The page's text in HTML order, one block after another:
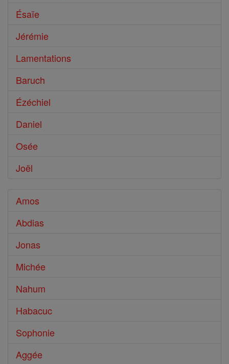
Ésaïe
Jérémie
Lamentations
Baruch
Ézéchiel
Daniel
Osée
Joël
Amos
Abdias
Jonas
Michée
Nahum
Habacuc
Sophonie
Aggée